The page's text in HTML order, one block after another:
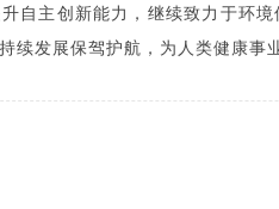
主创新能力，继续致力于环
发展保驾护航，为人类健康事